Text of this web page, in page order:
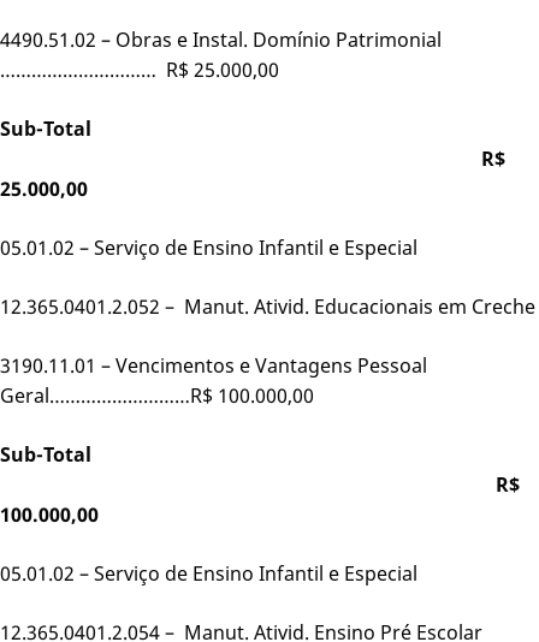
4490.51.02 – Obras e Instal. Domínio Patrimonial
………………………… R$ 25.000,00
Sub-Total
R$
25.000,00
05.01.02 – Serviço de Ensino Infantil e Especial
12.365.0401.2.052 – Manut. Ativid. Educacionais em Creche
3190.11.01 – Vencimentos e Vantagens Pessoal
Geral………………………R$ 100.000,00
Sub-Total
R$
100.000,00
05.01.02 – Serviço de Ensino Infantil e Especial
12.365.0401.2.054 – Manut. Ativid. Ensino Pré Escolar